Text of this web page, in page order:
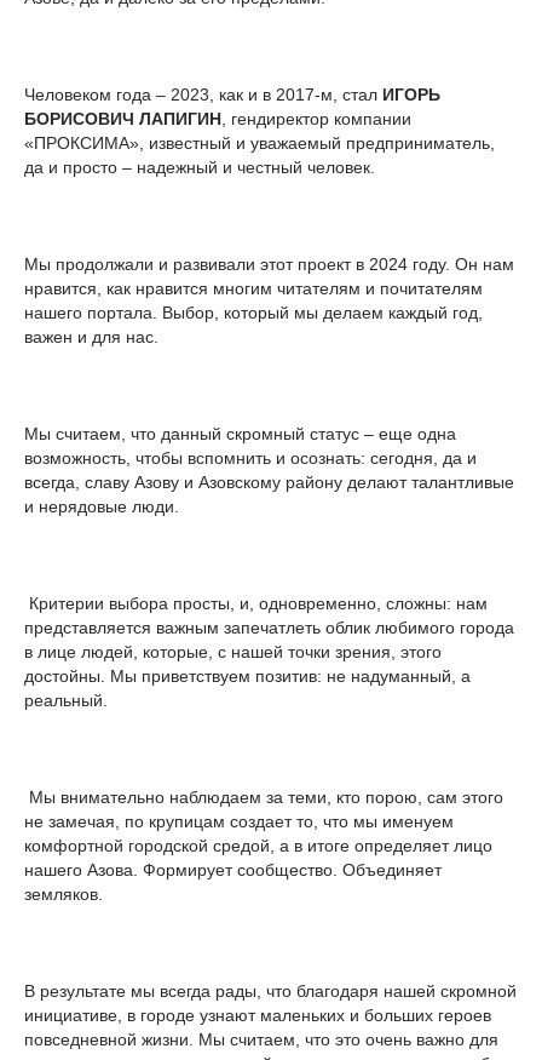
Человеком года – 2023, как и в 2017-м, стал ИГОРЬ
БОРИСОВИЧ ЛАПИГИН, гендиректор компании
«ПРОКСИМА», известный и уважаемый предприниматель,
да и просто – надежный и честный человек.
Мы продолжали и развивали этот проект в 2024 году. Он нам
нравится, как нравится многим читателям и почитателям
нашего портала. Выбор, который мы делаем каждый год,
важен и для нас.
Мы считаем, что данный скромный статус – еще одна
возможность, чтобы вспомнить и осознать: сегодня, да и
всегда, славу Азову и Азовскому району делают талантливые
и нерядовые люди.
Критерии выбора просты, и, одновременно, сложны: нам
представляется важным запечатлеть облик любимого города
в лице людей, которые, с нашей точки зрения, этого
достойны. Мы приветствуем позитив: не надуманный, а
реальный.
Мы внимательно наблюдаем за теми, кто порою, сам этого
не замечая, по крупицам создает то, что мы именуем
комфортной городской средой, а в итоге определяет лицо
нашего Азова. Формирует сообщество. Объединяет
земляков.
В результате мы всегда рады, что благодаря нашей скромной
инициативе, в городе узнают маленьких и больших героев
повседневной жизни. Мы считаем, что это очень важно для